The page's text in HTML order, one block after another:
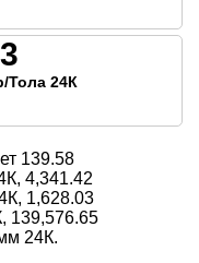
Тола 24К
139.58
4,341.42
1,628.03
139,576.65
24К.